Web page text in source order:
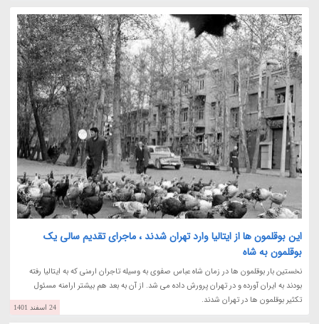
این بوقلمون ها از ایتالیا وارد تهران شدند ، ماجرای تقدیم سالی یک
بوقلمون به شاه
نخستین بار بوقلمون ها در زمان شاه عباس صفوی به وسیله تاجران ارمنی که به ایتالیا رفته
بودند به ایران آورده و در تهران پرورش داده می شد. از آن به بعد هم بیشتر ارامنه مسئول
تکثیر بوقلمون ها در تهران شدند.
24 اسفند 1401